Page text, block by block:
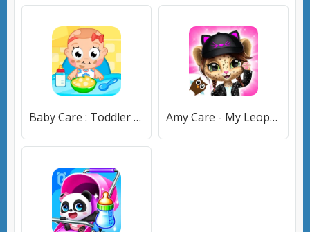
Baby Care : Toddler games [МОД Mega Pack] APK Android Amy Care - My Leopard Baby [МОД Бесконечные монеты] APK Android